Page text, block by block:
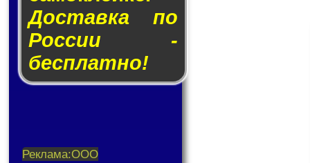
Доставка по
России -
бесплатно!